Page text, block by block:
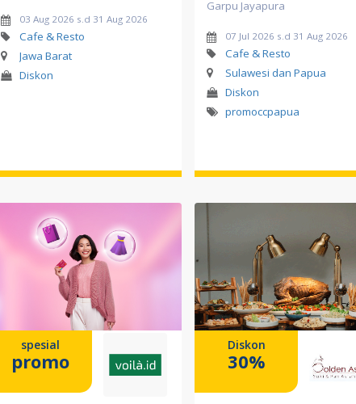
03 Aug 2026 s.d 31 Aug 2026
Cafe & Resto
Jawa Barat
Diskon
Garpu Jayapura
07 Jul 2026 s.d 31 Aug 2026
Cafe & Resto
Sulawesi dan Papua
Diskon
promoccpapua
spesial
promo
Diskon
30%